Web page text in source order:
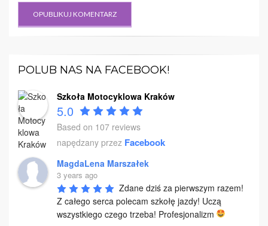
POLUB NAS NA FACEBOOK!
Szkoła Motocyklowa Kraków
5.0
Based on 107 reviews
napędzany przez Facebook
MagdaLena Marszałek
3 years ago
Zdane dziś za pierwszym razem!
Z całego serca polecam szkołę jazdy! Uczą
wszystkiego czego trzeba! Profesjonalizm